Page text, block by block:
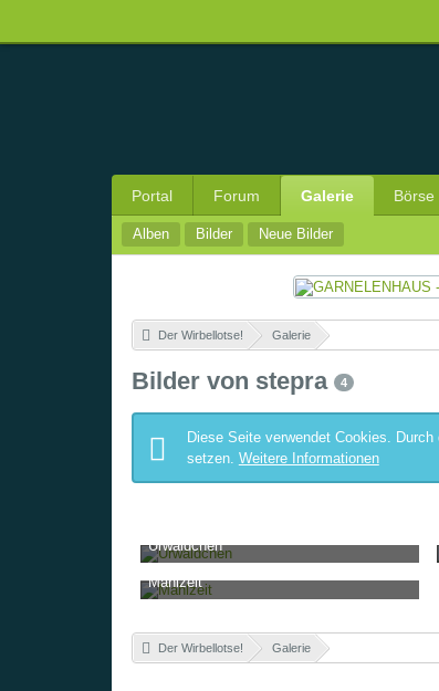
Portal Forum Galerie Börse
Alben Bilder Neue Bilder
Der Wirbellotse! Galerie»
Bilder von stepra 4
Diese Seite verwendet Cookies.
setzen. Weitere Informationen
Urwäldchen
stepra-16. Juli 2018, 19:22
7.917
0 1
Mahlzeit
stepra-16. April 2018, 18:43
Der Wirbellotse! Galerie»